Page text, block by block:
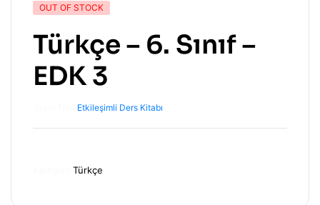
OUT OF STOCK
Türkçe – 6. Sınıf –
EDK 3
Etkileşimli Ders Kitabı
Türkçe